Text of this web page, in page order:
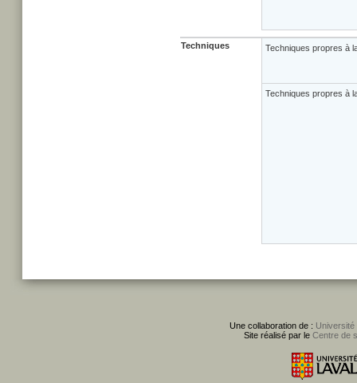
Techniques Techniques propres à
Techniques propres à
Une collaboration de : Université
Site réalisé par le Centre de